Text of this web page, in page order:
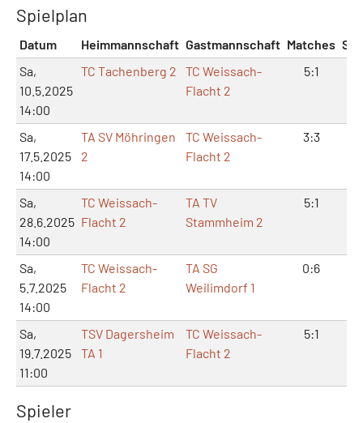
Spielplan
Datum Heimmannschaft Gastmannschaft Matches
Sa,
10.5.2025
14:00
TC Tachenberg 2
TC Weissach-
Flacht 2
5:1
Sa,
17.5.2025
14:00
TA SV Möhringen
2
TC Weissach-
Flacht 2
3:3
Sa,
28.6.2025
14:00
TC Weissach-
Flacht 2
TA TV
Stammheim 2
5:1
Sa,
5.7.2025
14:00
TC Weissach-
Flacht 2
TA SG
Weilimdorf 1
0:6
Sa,
19.7.2025
11:00
TSV Dagersheim
TA 1
TC Weissach-
Flacht 2
5:1
Spieler